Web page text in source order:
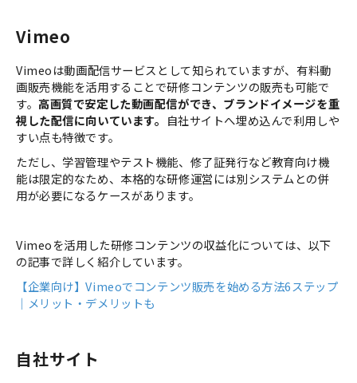
Vimeo
Vimeoは動画配信サービスとして知られていますが、有料動
画販売機能を活用することで研修コンテンツの販売も可能で
す。高画質で安定した動画配信ができ、ブランドイメージを重
視した配信に向いています。 自社サイトへ埋め込んで利用しや
すい点も特徴です。
ただし、学習管理やテスト機能、修了証発行など教育向け機
能は限定的なため、本格的な研修運営には別システムとの併
用が必要になるケースがあります。
Vimeoを活用した研修コンテンツの収益化については、以下
の記事で詳しく紹介しています。
【企業向け】Vimeoでコンテンツ販売を始める方法6ステップ
｜メリット・デメリットも
自社サイト